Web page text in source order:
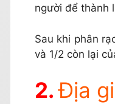
người để thành
Sau khi phân
và 1/2 còn lại
Địa